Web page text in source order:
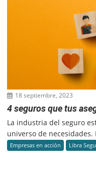
18 septiembre, 2023
4 seguros que tus
La industria del seguro
universo de
Empresas en acción Libra